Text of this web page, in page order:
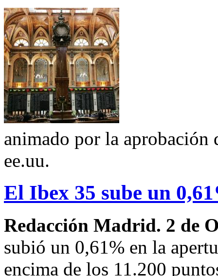
animado por la aprobación
ee.uu.
El Ibex 35 sube un
Redacción Madrid. 2 de
subió un 0,61% en la
encima de los 11.200